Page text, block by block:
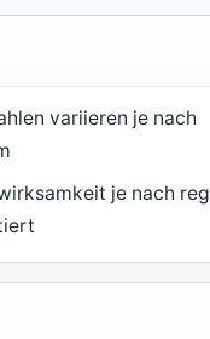
variieren je nach
je nach